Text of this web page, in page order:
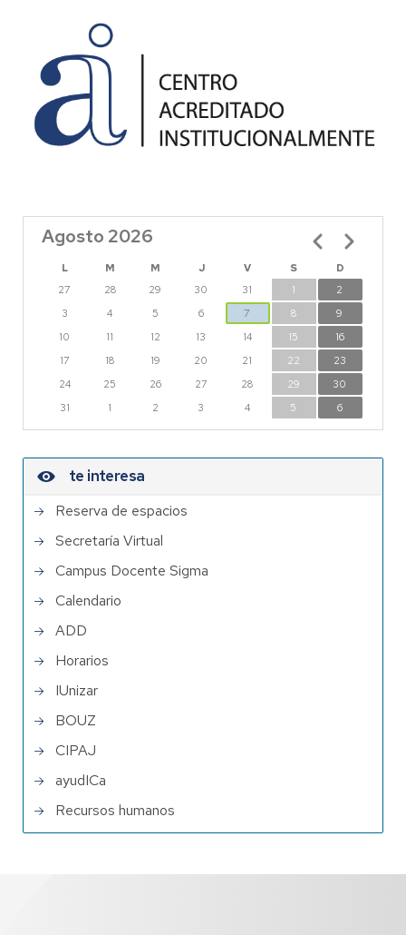
Agosto 2026
L M M J V S
D
27
28 29 30 31 1
2
3
4 5 6 7 8
9
10
11 12 13 14 15
16
17
18 19 20 21 22
23
24
25 26 27 28 29
30
31
1 2 3 4 5 6
Paginación
te interesa
Reserva de espacios
Secretaría Virtual
Campus Docente Sigma
Calendario
ADD
Horarios
IUnizar
BOUZ
CIPAJ
ayudICa
Recursos humanos